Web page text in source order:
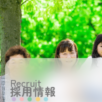
Recruit
採用情報